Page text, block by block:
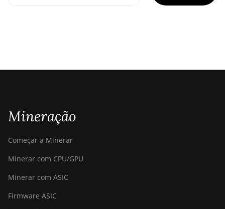
Mineração
Começar a Minerar
Minerar com CPU/GPU
Minerar com ASIC
Firmware ASIC